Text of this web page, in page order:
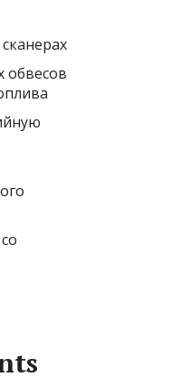
обвесов